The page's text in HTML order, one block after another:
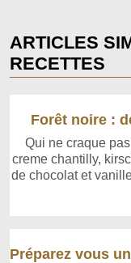
ARTICLES
RECETTES
Forêt noire :
Qui ne craque
creme chantilly,
de chocolat et
Préparez vous